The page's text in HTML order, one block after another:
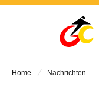
Home Nachrichten